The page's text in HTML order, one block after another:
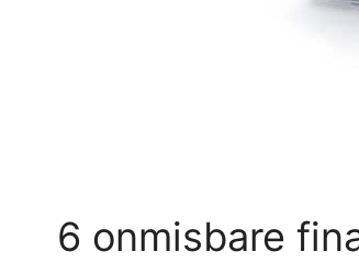
6 onmisbare